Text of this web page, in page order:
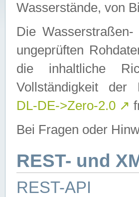
Wasserstände, von
Die
ungeprüften
die inhaltliche
Vollständigkeit
DL-DE->Zero-2.0 ↗
Bei Fragen oder
REST- und
REST-API